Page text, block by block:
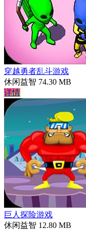
穿越勇者乱斗游戏
休闲益智 74.30 MB
详情
巨人探险游戏
休闲益智 12.80 MB